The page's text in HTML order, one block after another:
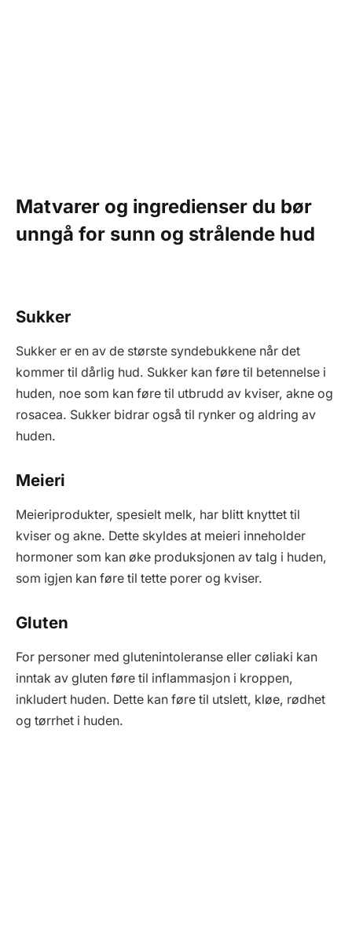
Matvarer og ingredienser du bør
unngå for sunn og strålende hud
Sukker
Sukker er en av de største syndebukkene når det
kommer til dårlig hud. Sukker kan føre til betennelse i
huden, noe som kan føre til utbrudd av kviser, akne og
rosacea. Sukker bidrar også til rynker og aldring av
huden.
Meieri
Meieriprodukter, spesielt melk, har blitt knyttet til
kviser og akne. Dette skyldes at meieri inneholder
hormoner som kan øke produksjonen av talg i huden,
som igjen kan føre til tette porer og kviser.
Gluten
For personer med glutenintoleranse eller cøliaki kan
inntak av gluten føre til inflammasjon i kroppen,
inkludert huden. Dette kan føre til utslett, kløe, rødhet
og tørrhet i huden.